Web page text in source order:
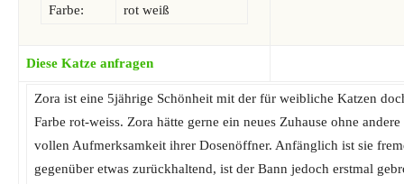
Farbe: rot weiß
Diese Katze anfragen
Zora ist eine 5jährige Schönheit mit der für weibliche Katzen
Farbe rot-weiss. Zora hätte gerne ein neues Zuhause ohne
vollen Aufmerksamkeit ihrer Dosenöffner. Anfänglich ist sie
gegenüber etwas zurückhaltend, ist der Bann jedoch erstmal